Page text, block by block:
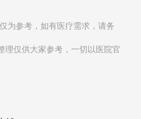
为参考，如有医疗需求，请务
理仅供大家参考，一切以医院官